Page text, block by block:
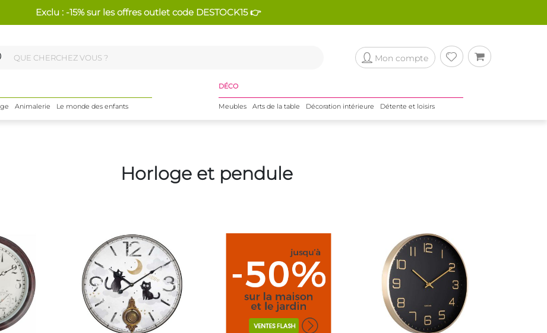
Exclu : -15% sur les offres outlet code DESTOCK15 👉
Mon compte
Animalerie Le monde des enfants
DÉCO
Meubles Arts de la table Décoration intérieure Détente et loisirs
Horloge et pendule